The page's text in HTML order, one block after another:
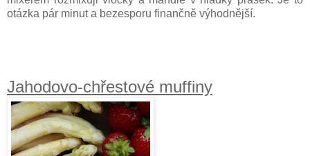
otázka pár minut a bezesporu finančně výhodnější.
Jahodovo-chřestové muffiny